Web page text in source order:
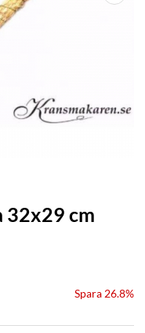
32x29 cm
Spara 26.8%